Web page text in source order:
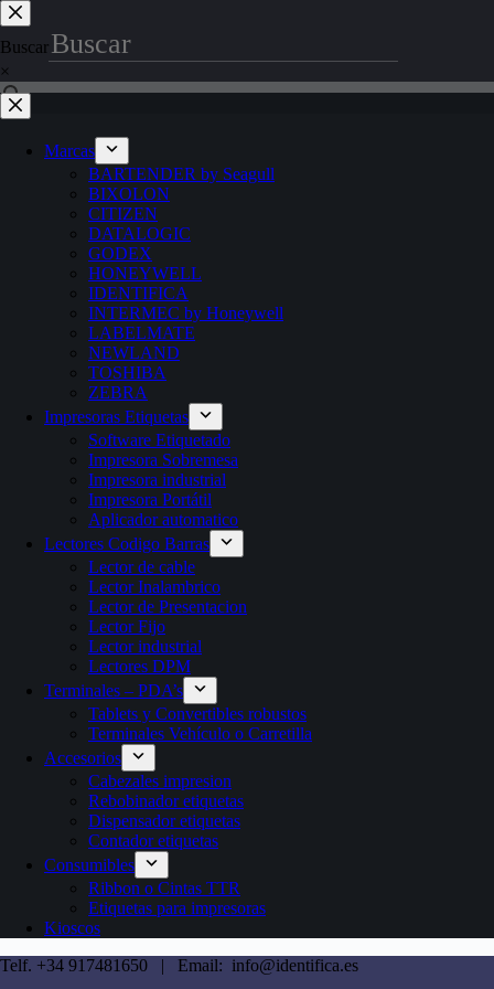
Saltar
al
contenido
Buscar
×
Marcas
BARTENDER by Seagull
BIXOLON
CITIZEN
DATALOGIC
GODEX
HONEYWELL
IDENTIFICA
INTERMEC by Honeywell
LABELMATE
NEWLAND
TOSHIBA
ZEBRA
Impresoras Etiquetas
Software Etiquetado
Impresora Sobremesa
Impresora industrial
Impresora Portátil
Aplicador automatico
Lectores Codigo Barras
Lector de cable
Lector Inalambrico
Lector de Presentacion
Lector Fijo
Lector industrial
Lectores DPM
Terminales – PDA’s
Tablets y Convertibles robustos
Terminales Vehículo o Carretilla
Accesorios
Cabezales impresion
Rebobinador etiquetas
Dispensador etiquetas
Contador etiquetas
Consumibles
Ribbon o Cintas TTR
Etiquetas para impresoras
Kioscos
Telf. +34 917481650 | Email: info@identifica.es